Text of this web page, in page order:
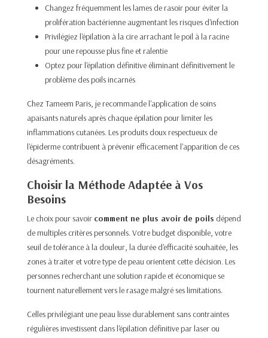
Changez fréquemment les lames de rasoir pour éviter la
prolifération bactérienne augmentant les risques d'infection​
Privilégiez l'épilation à la cire arrachant le poil à la racine
pour une repousse plus fine et ralentie​
Optez pour l'épilation définitive éliminant définitivement le
problème des poils incarnés​
Chez Tameem Paris, je recommande l'application de soins
apaisants naturels après chaque épilation pour limiter les
inflammations cutanées. Les produits doux respectueux de
l'épiderme contribuent à prévenir efficacement l'apparition de ces
désagréments.​
Choisir la Méthode Adaptée à Vos
Besoins
Le choix pour savoir comment ne plus avoir de poils dépend
de multiples critères personnels. Votre budget disponible, votre
seuil de tolérance à la douleur, la durée d'efficacité souhaitée, les
zones à traiter et votre type de peau orientent cette décision. Les
personnes recherchant une solution rapide et économique se
tournent naturellement vers le rasage malgré ses limitations.​
Celles privilégiant une peau lisse durablement sans contraintes
régulières investissent dans l'épilation définitive par laser ou